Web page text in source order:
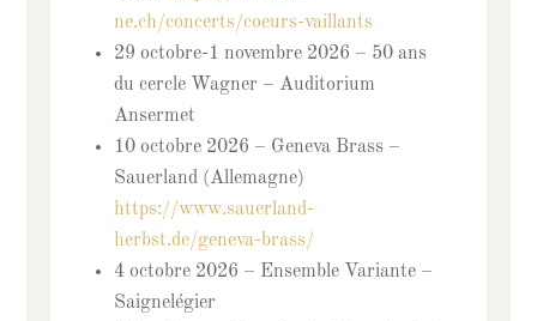
ne.ch/concerts/coeurs-vaillants
29 octobre-1 novembre 2026 – 50 ans
du cercle Wagner – Auditorium
Ansermet
10 octobre 2026 – Geneva Brass –
Sauerland (Allemagne)
https://www.sauerland-
herbst.de/geneva-brass/
4 octobre 2026 – Ensemble Variante –
Saignelégier